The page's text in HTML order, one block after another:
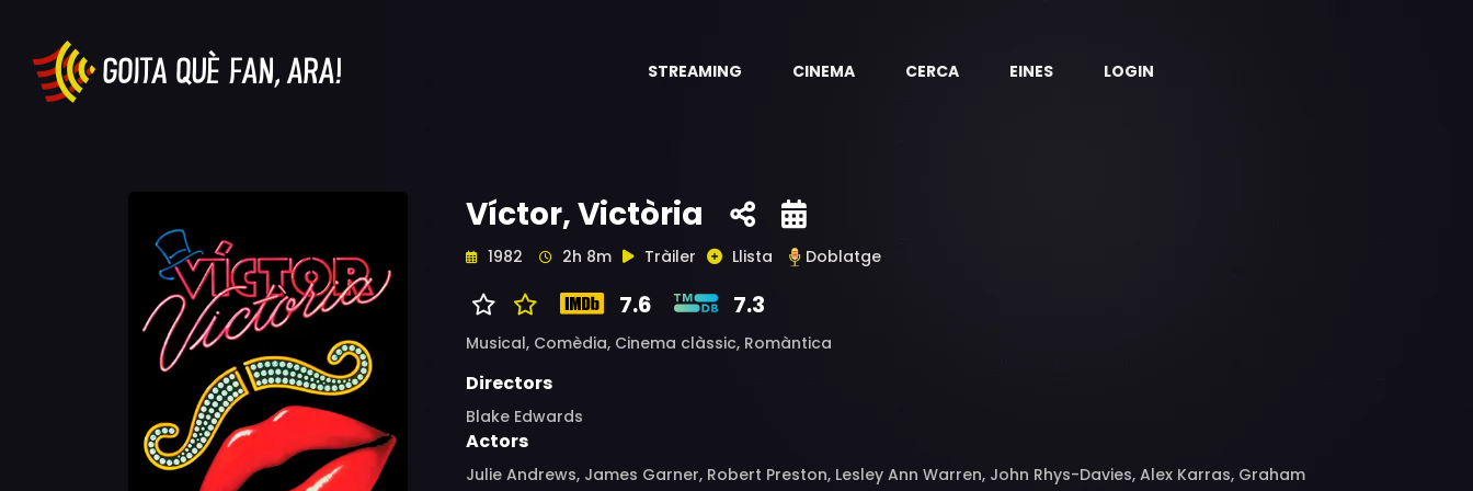
STREAMING CINEMA CERCA EINES LOGIN
Víctor, Victòria
1982 2h 8m Tràiler Llista Doblatge
7.6 7.3
Musical, Comèdia, Cinema clàssic, Romàntica
Directors
Blake Edwards
Actors
Julie Andrews, James Garner, Robert Preston, Lesley Ann Warren, John Rhys-Davies, Alex Karras, Graham